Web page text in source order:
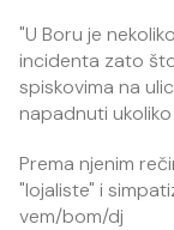
"U Boru je
incidenta zato
spiskovima na
napadnuti ukoliko
Prema njenim
"lojaliste" i
vem/bom/dj